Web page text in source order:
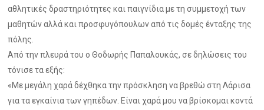
αθλητικές δραστηριότητες και παιγνίδια με τη συμμετοχή των
μαθητών αλλά και προσφυγόπουλων από τις δομές ένταξης της
πόλης.
Από την πλευρά του ο Θοδωρής Παπαλουκάς, σε δηλώσεις του
τόνισε τα εξής:
«Με μεγάλη χαρά δέχθηκα την πρόσκληση να βρεθώ στη Λάρισα
για τα εγκαίνια των γηπέδων. Είναι χαρά μου να βρίσκομαι κοντά